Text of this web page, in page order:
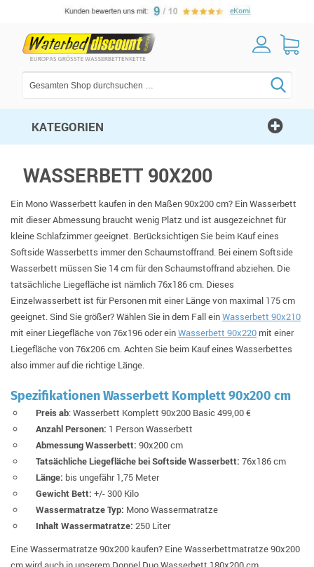
KATEGORIEN
WASSERBETT 90X200
Ein Mono Wasserbett kaufen in den Maßen 90x200 cm? Ein Wasserbett
mit dieser Abmessung braucht wenig Platz und ist ausgezeichnet für
kleine Schlafzimmer geeignet. Berücksichtigen Sie beim Kauf eines
Softside Wasserbetts immer den Schaumstoffrand. Bei einem Softside
Wasserbett müssen Sie 14 cm für den Schaumstoffrand abziehen. Die
tatsächliche Liegefläche ist nämlich 76x186 cm. Dieses
Einzelwasserbett ist für Personen mit einer Länge von maximal 175 cm
geeignet. Sind Sie größer? Wählen Sie in dem Fall einWasserbett 90x210
mit einer Liegefläche von 76x196 oder einWasserbett 90x220 mit einer
Liegefläche von 76x206 cm. Achten Sie beim Kauf eines Wasserbettes
also immer auf die richtige Länge.
Spezifikationen Wasserbett Komplett 90x200 cm
Preis ab: Wasserbett Komplett 90x200 Basic 499,00 €
Anzahl Personen: 1 Person Wasserbett
Abmessung Wasserbett: 90x200 cm
Tatsächliche Liegefläche bei Softside Wasserbett: 76x186 cm
Länge: bis ungefähr 1,75 Meter
Gewicht Bett: +/- 300 Kilo
Wassermatratze Typ: Mono Wassermatratze
Inhalt Wassermatratze: 250 Liter
Eine Wassermatratze 90x200 kaufen? Eine Wasserbettmatratze 90x200